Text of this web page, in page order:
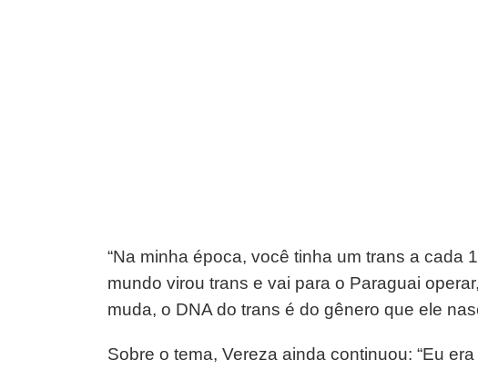
“Na minha época, você tinha um trans a cada
mundo virou trans e vai para o Paraguai
muda, o DNA do trans é do gênero que ele
Sobre o tema, Vereza ainda continuou: “Eu